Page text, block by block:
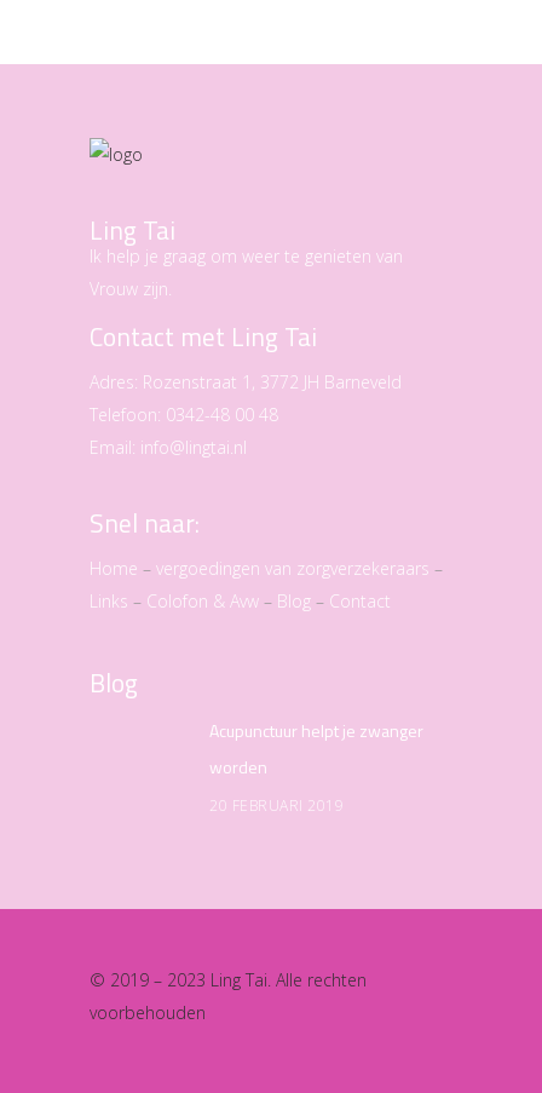
Ling Tai
Ik help je graag om weer te genieten van
Vrouw zijn.
Contact met Ling Tai
Adres: Rozenstraat 1, 3772 JH Barneveld
Telefoon: 0342-48 00 48
Email: info@lingtai.nl
Snel naar:
Home – vergoedingen van zorgverzekeraars –
Links – Colofon & Avw – Blog – Contact
Blog
Acupunctuur helpt je zwanger
worden
20 FEBRUARI 2019
© 2019 – 2023 Ling Tai. Alle rechten
voorbehouden